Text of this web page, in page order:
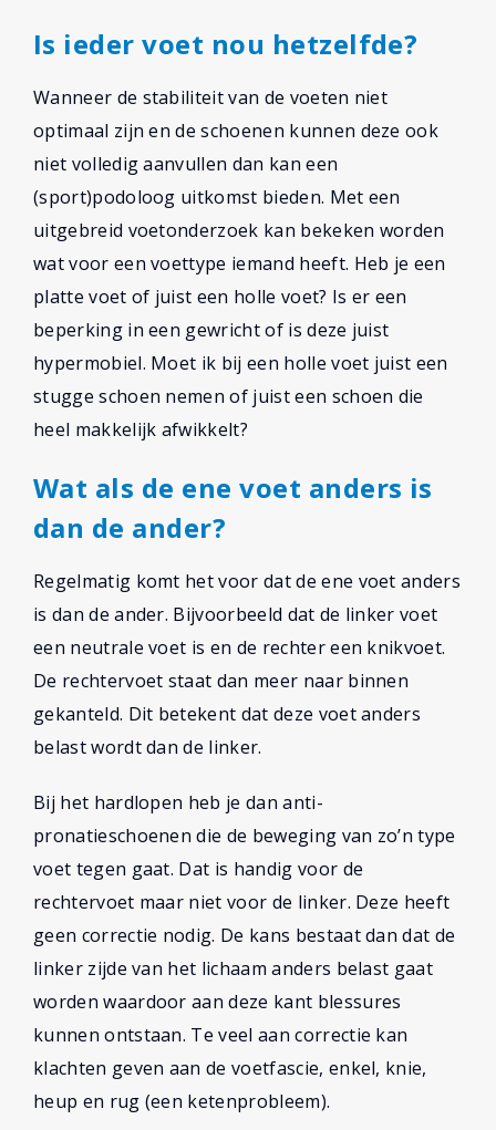
Is ieder voet nou hetzelfde?
Wanneer de stabiliteit van de voeten niet
optimaal zijn en de schoenen kunnen deze ook
niet volledig aanvullen dan kan een
(sport)podoloog uitkomst bieden. Met een
uitgebreid voetonderzoek kan bekeken worden
wat voor een voettype iemand heeft. Heb je een
platte voet of juist een holle voet? Is er een
beperking in een gewricht of is deze juist
hypermobiel. Moet ik bij een holle voet juist een
stugge schoen nemen of juist een schoen die
heel makkelijk afwikkelt?
Wat als de ene voet anders is
dan de ander?
Regelmatig komt het voor dat de ene voet anders
is dan de ander. Bijvoorbeeld dat de linker voet
een neutrale voet is en de rechter een knikvoet.
De rechtervoet staat dan meer naar binnen
gekanteld. Dit betekent dat deze voet anders
belast wordt dan de linker.
Bij het hardlopen heb je dan anti-
pronatieschoenen die de beweging van zo’n type
voet tegen gaat. Dat is handig voor de
rechtervoet maar niet voor de linker. Deze heeft
geen correctie nodig. De kans bestaat dan dat de
linker zijde van het lichaam anders belast gaat
worden waardoor aan deze kant blessures
kunnen ontstaan. Te veel aan correctie kan
klachten geven aan de voetfascie, enkel, knie,
heup en rug (een ketenprobleem).